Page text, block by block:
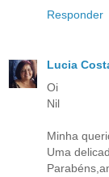
Responder
Lucia
Oi
Nil
Minha
Uma